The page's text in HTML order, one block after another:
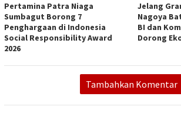
Pertamina Patra Niaga
Sumbagut Borong 7
Penghargaan di Indonesia
Social Responsibility Award
2026
Jelang
Nagoya
BI dan
Dorong
Tambahkan Komentar